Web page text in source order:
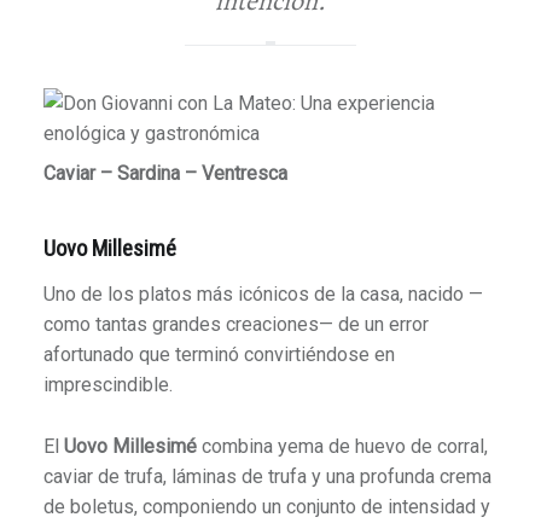
Caviar – Sardina – Ventresca
Uovo Millesimé
Uno de los platos más icónicos de la casa, nacido —
como tantas grandes creaciones— de un error
afortunado que terminó convirtiéndose en
imprescindible.
El Uovo Millesimécombina yema de huevo de corral,
caviar de trufa, láminas de trufa y una profunda crema
de boletus, componiendo un conjunto de intensidad y